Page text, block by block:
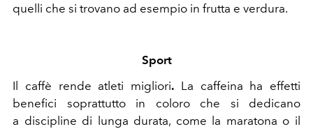
quelli che si trovano ad esempio in frutta e verdura.
Sport
Il caffè rende atleti migliori. La caffeina ha effetti
benefici soprattutto in coloro che si dedicano
a discipline di lunga durata, come la maratona o il